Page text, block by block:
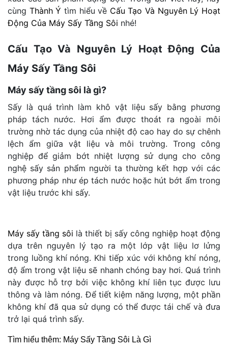
cùng Thành Ý tìm hiểu về Cấu Tạo Và Nguyên Lý Hoạt
Động Của Máy Sấy Tầng Sôi nhé!
Cấu Tạo Và Nguyên Lý Hoạt Động Của
Máy Sấy Tầng Sôi
Máy sấy tầng sôi là gì?
Sấy là quá trình làm khô vật liệu sấy bằng phương
pháp tách nước. Hơi ẩm được thoát ra ngoài môi
trường nhờ tác dụng của nhiệt độ cao hay do sự chênh
lệch ẩm giữa vật liệu và môi trường. Trong công
nghiệp để giảm bớt nhiệt lượng sử dụng cho công
nghệ sấy sản phẩm người ta thường kết hợp với các
phương pháp như ép tách nước hoặc hút bớt ẩm trong
vật liệu trước khi sấy.
Máy sấy tầng sôi là thiết bị sấy công nghiệp hoạt động
dựa trên nguyên lý tạo ra một lớp vật liệu lơ lửng
trong luồng khí nóng. Khi tiếp xúc với không khí nóng,
độ ẩm trong vật liệu sẽ nhanh chóng bay hơi. Quá trình
này được hỗ trợ bởi việc không khí liên tục được lưu
thông và làm nóng. Để tiết kiệm năng lượng, một phần
không khí đã qua sử dụng có thể được tái chế và đưa
trở lại quá trình sấy.
Tìm hiểu thêm: Máy Sấy Tầng Sôi Là Gì